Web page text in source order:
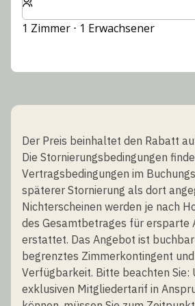
1 Zimmer ⋅ 1 Erwachsener
Der Preis beinhaltet den Rabatt
Die Stornierungsbedingungen
Vertragsbedingungen im
späterer Stornierung als dort
Nichterscheinen werden je nach
des Gesamtbetrages für ersparte
erstattet. Das Angebot ist
begrenztes Zimmerkontingent
Verfügbarkeit. Bitte beachten Sie:
exklusiven Mitgliedertarif in